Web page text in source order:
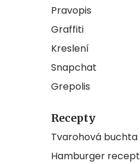
Pravopis
Graffiti
Kreslení
Snapchat
Grepolis
Recepty
Tvarohová buchta
Hamburger recept